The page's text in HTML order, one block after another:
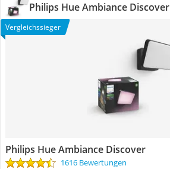
Philips Hue Ambiance Discover
Vergleichssieger
Philips Hue Ambiance Discover
1616 Bewertungen